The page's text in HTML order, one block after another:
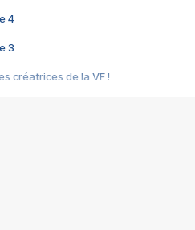
4
3
créatrices de la VF !